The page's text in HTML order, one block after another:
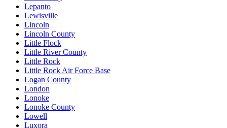
Lepanto
Lewisville
Lincoln
Lincoln County
Little Flock
Little River County
Little Rock
Little Rock Air Force Base
Logan County
London
Lonoke
Lonoke County
Lowell
Luxora